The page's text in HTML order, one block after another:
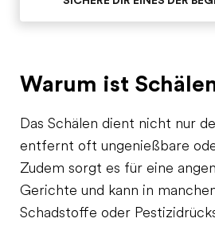
Warum ist
Das Schälen dient nicht nur
entfernt oft ungenießbare
Zudem sorgt es für eine
Gerichte und kann in
Schadstoffe oder